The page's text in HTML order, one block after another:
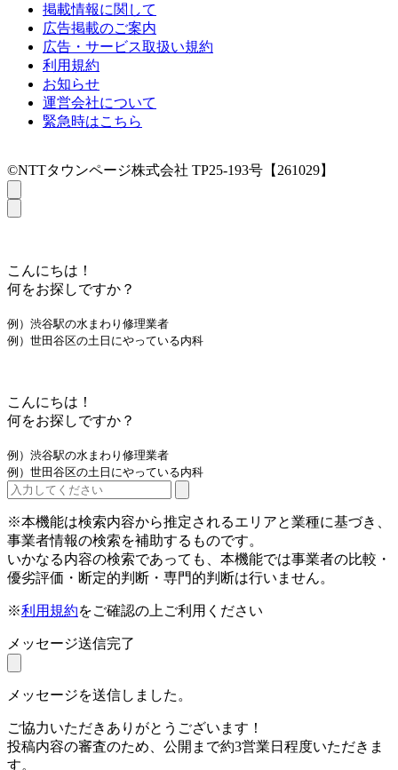
掲載情報に関して
広告掲載のご案内
広告・サービス取扱い規約
利用規約
お知らせ
運営会社について
緊急時はこちら
©NTTタウンページ株式会社 TP25-193号【261029】
こんにちは！
何をお探しですか？
例）渋谷駅の水まわり修理業者
例）世田谷区の土日にやっている内科
こんにちは！
何をお探しですか？
例）渋谷駅の水まわり修理業者
例）世田谷区の土日にやっている内科
※本機能は検索内容から推定されるエリアと業種に基づき、
事業者情報の検索を補助するものです。
いかなる内容の検索であっても、本機能では事業者の比較・
優劣評価・断定的判断・専門的判断は行いません。
※利用規約をご確認の上ご利用ください
メッセージ送信完了
メッセージを送信しました。
ご協力いただきありがとうございます！
投稿内容の審査のため、公開まで約3営業日程度いただきま
す。